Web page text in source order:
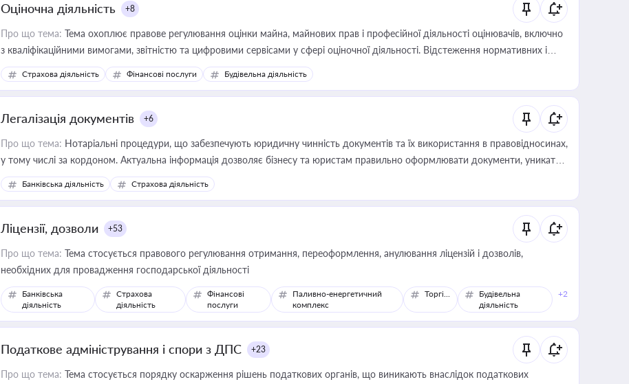
Оціночна діяльність +8
Про що тема: Тема охоплює правове регулювання оцінки майна, майнових прав і професійної діяльності оцінювачів, включно
з кваліфікаційними вимогами, звітністю та цифровими сервісами у сфері оціночної діяльності. Відстеження нормативних і
медійних змін у цій сфері корисне для власника бізнесу, керівника, юриста або бухгалтера під час оподаткування,
приватизації, оренди державного майна, корпоративних угод і перевірки статусу суб'єктів оціночної діяльності
Страхова діяльність Фінансові послуги Будівельна діяльність
Легалізація документів +6
Про що тема: Нотаріальні процедури, що забезпечують юридичну чинність документів та їх використання в правовідносинах,
у тому числі за кордоном. Актуальна інформація дозволяє бізнесу та юристам правильно оформлювати документи, уникати
ризиків недійсності та забезпечувати їх належне прийняття органами влади та контрагентами
Банківська діяльність Страхова діяльність
Ліцензії, дозволи +53
Про що тема: Тема стосується правового регулювання отримання, переоформлення, анулювання ліцензій і дозволів,
необхідних для провадження господарської діяльності
Банківська
діяльність
Страхова
діяльність
Фінансові
послуги
Паливно-енергетичний
комплекс
Торгівля
Будівельна
діяльність
+2
Податкове адміністрування і спори з ДПС +23
Про що тема: Тема стосується порядку оскарження рішень податкових органів, що виникають внаслідок податкових